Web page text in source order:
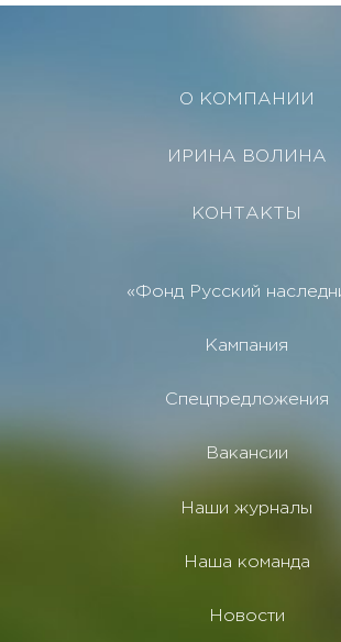
О КОМПАНИИ
ИРИНА ВОЛИНА
КОНТАКТЫ
«Фонд Русский
Кампания
Спецпредложения
Вакансии
Наши журналы
Наша команда
Новости